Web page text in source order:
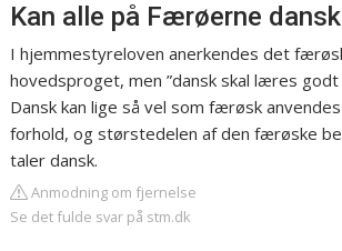
Kan alle på Færøerne
I hjemmestyreloven anerkendes det
hovedsproget, men ”dansk skal læres godt
Dansk kan lige så vel som færøsk
forhold, og størstedelen af den færøske
taler dansk.
Anmodning om fjernelse
Se det fulde svar på stm.dk